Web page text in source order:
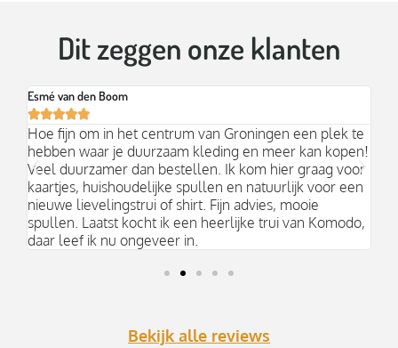
Dit zeggen onze klanten
Esmé van den Boom

Hoe fijn om in het centrum van Groningen een plek te
hebben waar je duurzaam kleding en meer kan kopen!
Veel duurzamer dan bestellen. Ik kom hier graag voor
kaartjes, huishoudelijke spullen en natuurlijk voor een
nieuwe lievelingstrui of shirt. Fijn advies, mooie
spullen. Laatst kocht ik een heerlijke trui van Komodo,
daar leef ik nu ongeveer in.
Bekijk alle reviews